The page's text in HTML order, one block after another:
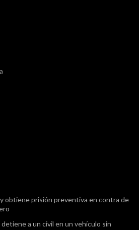
obtiene prisión preventiva en contra de
a un civil en un vehículo sin